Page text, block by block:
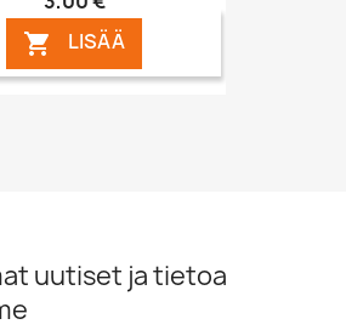
 LISÄÄ
uutiset ja tietoa